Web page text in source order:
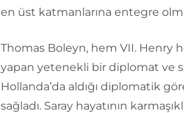
en üst katmanlarına entegre
Thomas Boleyn, hem VII. Henry
yapan yetenekli bir diplomat ve
Hollanda’da aldığı diplomatik
sağladı. Saray hayatının